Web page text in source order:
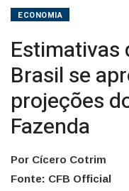
ECONOMIA
Estimativas
Brasil se
projeções
Fazenda
Por Cícero Cotrim
Fonte: CFB Official